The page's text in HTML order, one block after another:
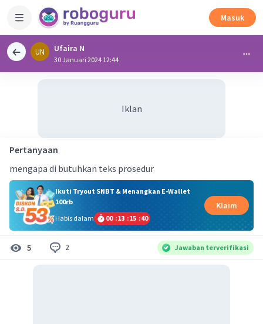
Masuk
UN Ufaira N
30 Januari 2024 12:44
Iklan
Pertanyaan
mengapa di butuhkan teks prosedur
Ikuti Tryout SNBT & Menangkan E-Wallet
100rb
Habis dalam
00 :13 :15 :40
Klaim
5 2 Jawaban terverifikasi